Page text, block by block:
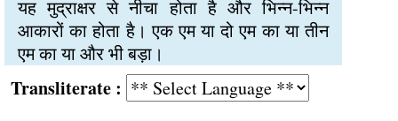
यह मुद्राक्षर से नीचा होता है और भिन्न-भिन्न
आकारों का होता है। एक एम या दो एम का या तीन
एम का या और भी बड़ा।
: